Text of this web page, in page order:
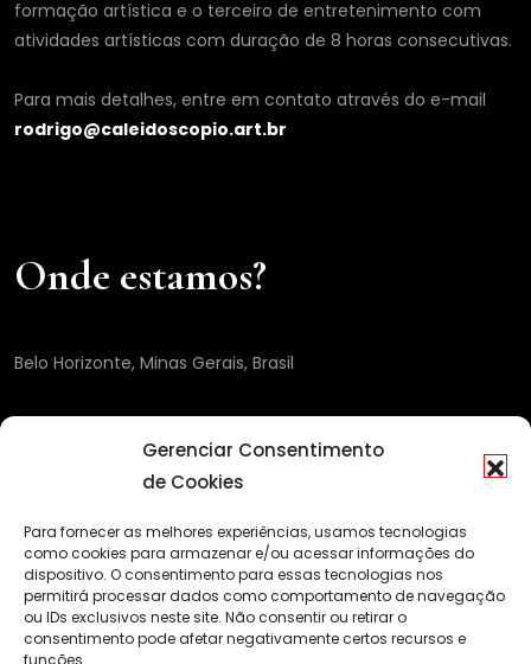
Gerenciar Consentimento
de Cookies
Para fornecer as melhores experiências, usamos tecnologias
como cookies para armazenar e/ou acessar informações do
dispositivo. O consentimento para essas tecnologias nos
permitirá processar dados como comportamento de navegação
ou IDs exclusivos neste site. Não consentir ou retirar o
consentimento pode afetar negativamente certos recursos e
funções.
formação artística e o terceiro de entretenimento com
atividades artísticas com duração de 8 horas consecutivas.
Para mais detalhes, entre em contato através do e-mail
rodrigo@caleidoscopio.art.br
Onde estamos?
Belo Horizonte, Minas Gerais, Brasil